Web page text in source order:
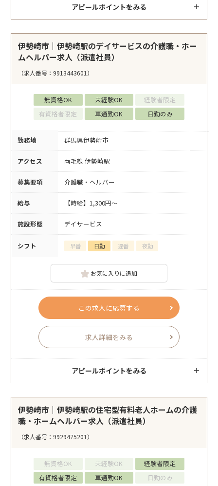
アピールポイントをみる
伊勢崎市｜伊勢崎駅のデイサービスの介護職・ホー
ムヘルパー求人（派遣社員）
（求人番号：9913443601）
無資格OK 未経験OK
経験者限定
有資格者限定
車通勤OK 日勤のみ
勤務地 群馬県伊勢崎市
アクセス 両毛線 伊勢崎駅
募集要項 介護職・ヘルパー
給与 【時給】1,300円～
施設形態 デイサービス
シフト 早番 日勤 遅番 夜勤
お気に入りに追加
この求人に応募する
求人詳細をみる
アピールポイントをみる
伊勢崎市｜伊勢崎駅の住宅型有料老人ホームの介護
職・ホームヘルパー求人（派遣社員）
（求人番号：9929475201）
無資格OK 未経験OK
経験者限定
有資格者限定
車通勤OK 日勤のみ